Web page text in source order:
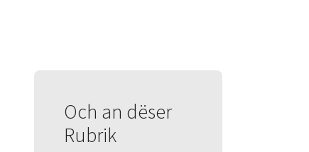
Och an dëser
Rubrik